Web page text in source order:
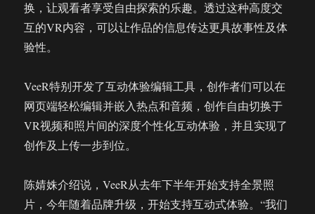
换，让观看者享受自由探索的乐趣。透过这种高度交
互的VR内容，可以让作品的信息传达更具故事性及体
验性。
VeeR特别开发了互动体验编辑工具，创作者们可以在
网页端轻松编辑并嵌入热点和音频，创作自由切换于
VR视频和照片间的深度个性化互动体验，并且实现了
创作及上传一步到位。
陈婧姝介绍说，VeeR从去年下半年开始支持全景照
片，今年随着品牌升级，开始支持互动式体验。“我们